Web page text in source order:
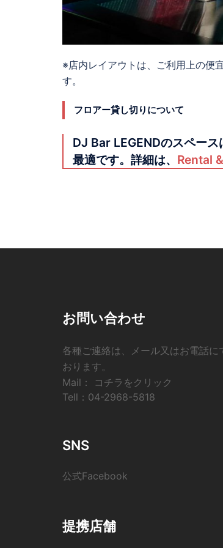
※店内レイアウトは、ご利用上の便
す。
フロアー貸し切りについて
DJ Bar LEGENDのスペー
最適です。詳細は、 Rental
お問い合わせ
各種ご連絡は、メール又はお電話に
おります。
Mail： コチラをクリック
Tell： 04-2968-5818
SNS
公式Facebook
提携店舗